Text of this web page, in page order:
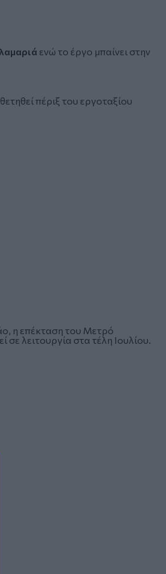
ενώ το έργο μπαίνει στην
πέριξ του εργοταξίου
, η επέκταση του Μετρό
λειτουργία στα τέλη Ιουλίου.